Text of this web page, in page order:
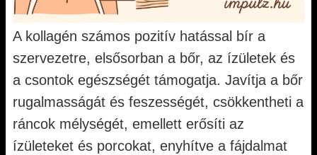
A kollagén számos pozitív hatással bír a
szervezetre, elsősorban a bőr, az ízületek és
a csontok egészségét támogatja. Javítja a bőr
rugalmasságát és feszességét, csökkentheti a
ráncok mélységét, emellett erősíti az
ízületeket és porcokat, enyhítve a fájdalmat